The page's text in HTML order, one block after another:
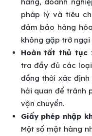
pháp lý và tiêu
đảm bảo hàng
không gặp trở ngại
Hoàn tất thủ tục
tra đầy đủ các
đồng thời xác
hải quan để tránh
vận chuyển.
Giấy phép nhập
Một số mặt hàng